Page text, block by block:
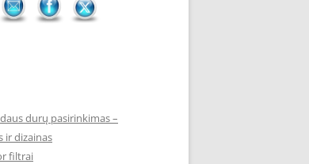
durų pasirinkimas –
ir dizainas
filtrai